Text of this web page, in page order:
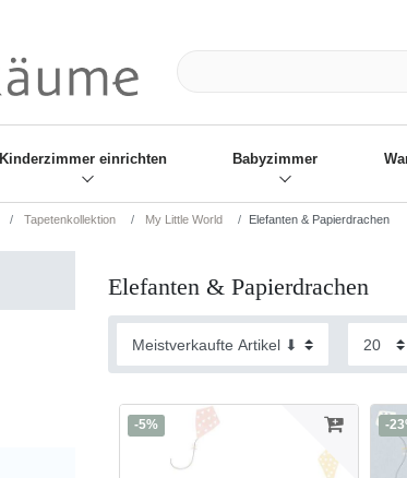
Kinderzimmer einrichten Babyzimmer
Tapetenkollektion My Little World Elefanten & Papierdrachen
Elefanten & Papierdrachen
-5% -